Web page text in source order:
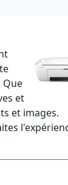
Que
et
et images.